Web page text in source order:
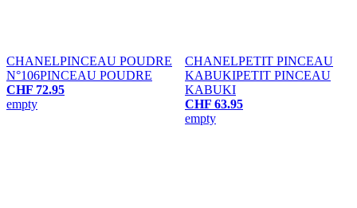
CHANELPINCEAU POUDRE
N°106PINCEAU POUDRE
CHF 72.95
empty
CHANELPETIT PINCEAU
KABUKIPETIT PINCEAU
KABUKI
CHF 63.95
empty